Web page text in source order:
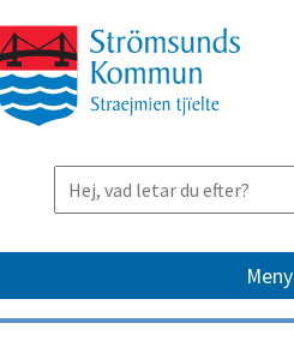
Meny